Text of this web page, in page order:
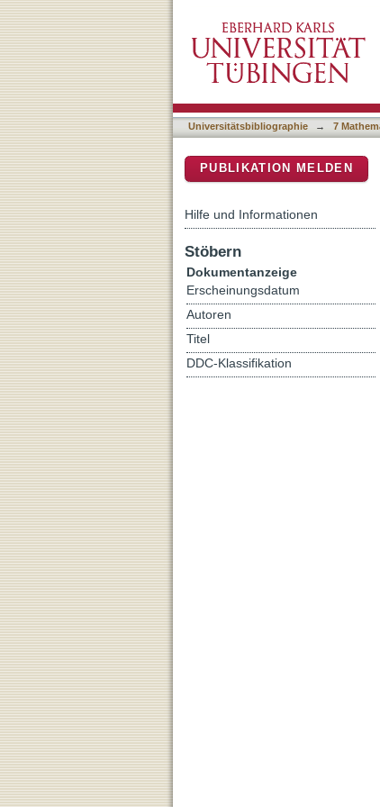
Universitätsbibliographie → 7
PUBLIKATION MELDEN
Hilfe und Informationen
Stöbern
Dokumentanzeige
Erscheinungsdatum
Autoren
Titel
DDC-Klassifikation